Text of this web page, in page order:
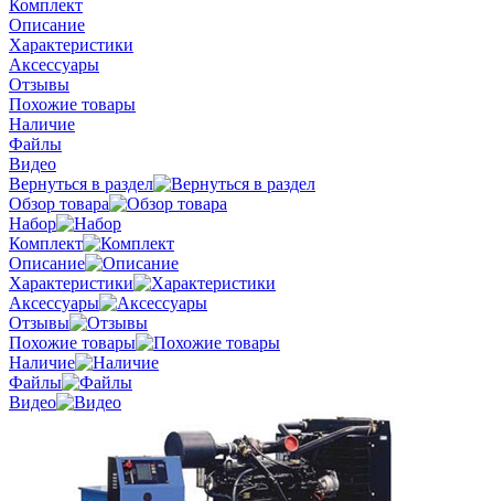
Комплект
Описание
Характеристики
Аксессуары
Отзывы
Похожие товары
Наличие
Файлы
Видео
Вернуться в раздел
Обзор товара
Набор
Комплект
Описание
Характеристики
Аксессуары
Отзывы
Похожие товары
Наличие
Файлы
Видео